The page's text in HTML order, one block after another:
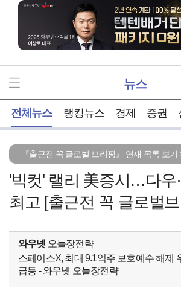
뉴스
전체뉴스 랭킹뉴스 경제 증권
『출근전 꼭 글로벌 브리핑』 연재 목록 보기
'빅컷' 랠리 美증시…다우
최고 [출근전 꼭 글로벌
와우넷 오늘장전략
스페이스X, 최대 9.1억주 보호예수 해제
급등 - 와우넷 오늘장전략